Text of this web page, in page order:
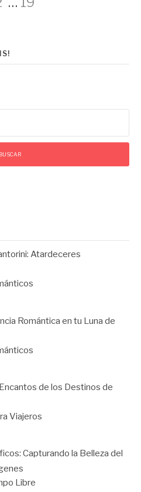
Atardeceres
Romántica en tu Luna de
de los Destinos de
Viajeros
Capturando la Belleza del
Libre